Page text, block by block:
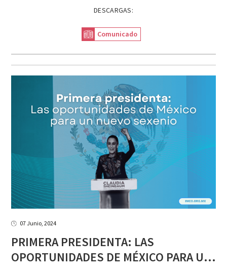
DESCARGAS:
Comunicado
07 Junio, 2024
PRIMERA PRESIDENTA: LAS
OPORTUNIDADES DE MÉXICO PARA UN NUEVO SEXENIO